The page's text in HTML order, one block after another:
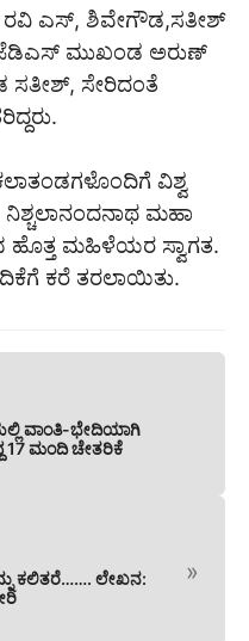
ರವಿ ಎಸ್, ಶಿವೇಗೌಡ,ಸತೀಶ್
ಜೆಡಿಎಸ್ ಮುಖಂಡ ಅರುಣ್
ಸತೀಶ್, ಸೇರಿದಂತೆ
ವಿಶ್ವ
ಮಹಾ
ಹೊತ್ತ ಮಹಿಳೆಯರ ಸ್ವಾಗತ.
ಕರೆ ತರಲಾಯಿತು.
ವಾಂತಿ-ಭೇದಿಯಾಗಿ
17 ಮಂದಿ ಚೇತರಿಕೆ
ಕಲಿತರೆ……. ಲೇಖನ:
»